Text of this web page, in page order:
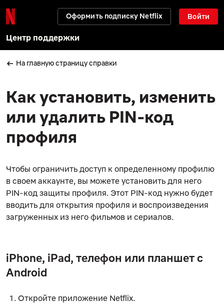
Оформить подписку Netflix Войти
Центр поддержки
На главную страницу справки
Как установить, изменить
или удалить PIN-код
профиля
Чтобы ограничить доступ к определенному профилю
в своем аккаунте, вы можете установить для него
PIN-код защиты профиля. Этот PIN-код нужно будет
вводить для открытия профиля и воспроизведения
загруженных из него фильмов и сериалов.
iPhone, iPad, телефон или планшет с
Android
Откройте приложение Netflix.